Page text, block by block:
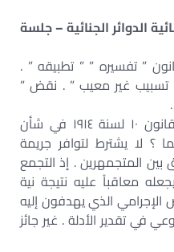
١٨٢٠٠ لسنة ٨٥ قضائية الدوائر الجنائية – جلسة
” تفسيره ” ” تطبيقه ” .
تسبيب غير معيب ” . نقض ”
الموجز : المادتين ٢ ، ٣ من القانون ١٠ لسنة ١٩١٤ في شأن
؟ لا يشترط لتوافر جريمة
المتجمهرين . إذ التجمع
معاقباً عليه نتيجة نية
الذي يهدفون إليه
في تقدير الأدلة . غير جائز